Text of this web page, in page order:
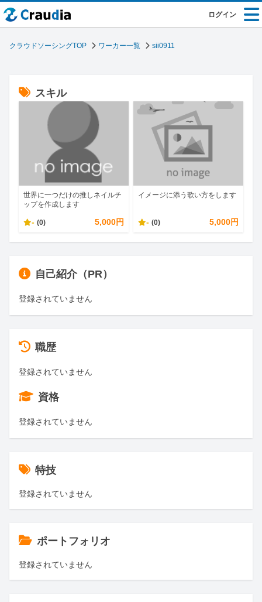
ログイン
クラウドソーシングTOP ワーカー一覧 sii0911
スキル
世界に一つだけの推しネイルチ
ップを作成します
- (0) 5,000円
イメージに添う歌い方をします
- (0) 5,000円
自己紹介（PR）
登録されていません
職歴
登録されていません
資格
登録されていません
特技
登録されていません
ポートフォリオ
登録されていません